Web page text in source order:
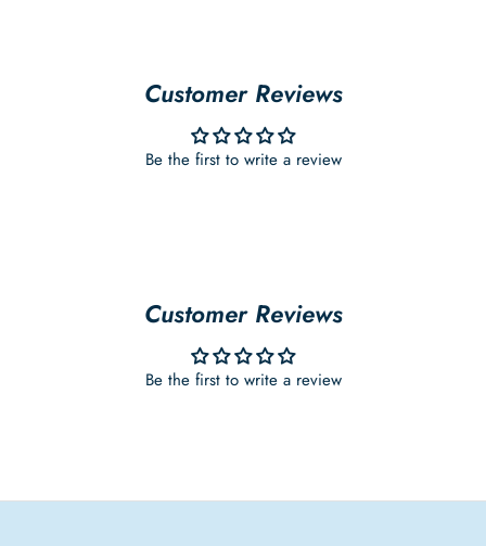
Customer Reviews
Be the first to write a review
Customer Reviews
Be the first to write a review